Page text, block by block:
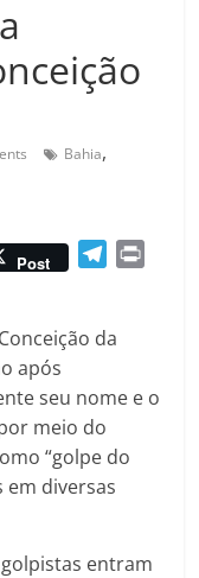
Bahia,
Post
e
r
m
da
após
seu nome e o
meio do
“golpe do
em diversas
entram